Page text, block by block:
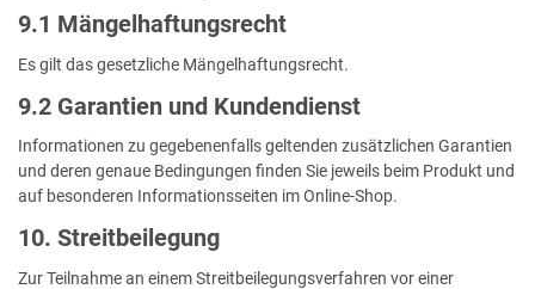
9.1 Mängelhaftungsrecht
Es gilt das gesetzliche Mängelhaftungsrecht.
9.2 Garantien und Kundendienst
Informationen zu gegebenenfalls geltenden zusätzlichen Garantien
und deren genaue Bedingungen finden Sie jeweils beim Produkt und
auf besonderen Informationsseiten im Online-Shop.
10. Streitbeilegung
Zur Teilnahme an einem Streitbeilegungsverfahren vor einer